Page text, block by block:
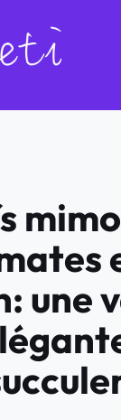
une